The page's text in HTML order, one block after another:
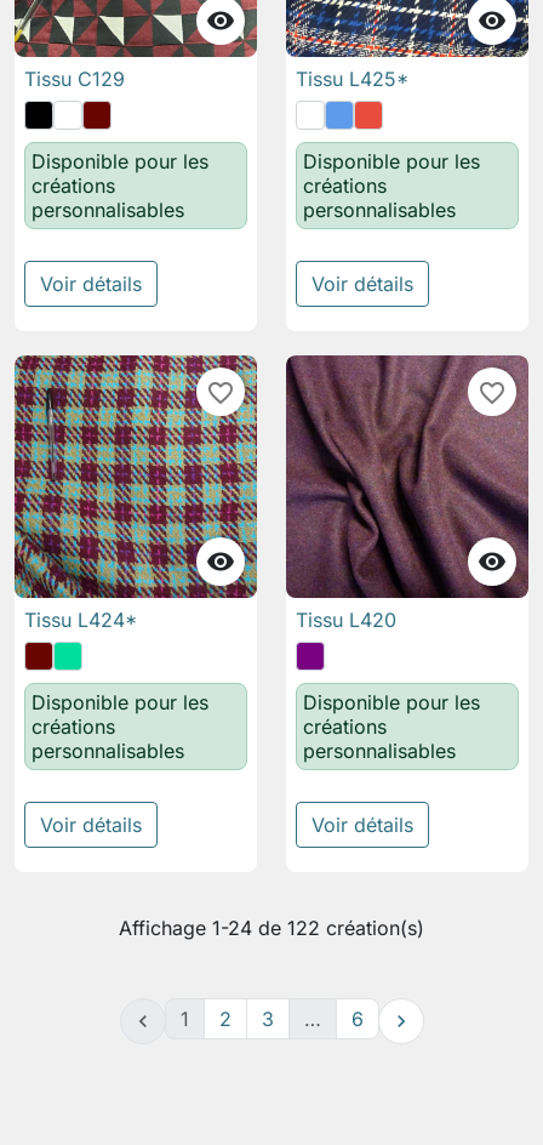

Tissu C129
Disponible pour les
créations
personnalisables
Voir détails

Tissu L425*
Disponible pour les
créations
personnalisables
Voir détails

favorite_border
Tissu L424*
Disponible pour les
créations
personnalisables
Voir détails

favorite_border
Tissu L420
Disponible pour les
créations
personnalisables
Voir détails
Affichage 1-24 de 122 création(s)
 1 2 3 … 6 